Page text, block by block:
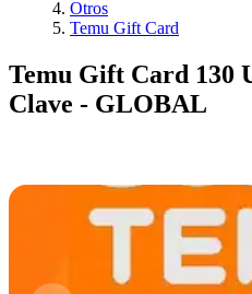
Otros
Temu Gift Card
Temu Gift Card 130
Clave - GLOBAL